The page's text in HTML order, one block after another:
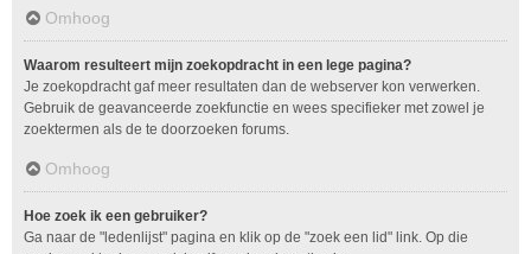
Omhoog
Waarom resulteert mijn zoekopdracht in een lege pagina?
Je zoekopdracht gaf meer resultaten dan de webserver kon verwerken.
Gebruik de geavanceerde zoekfunctie en wees specifieker met zowel je
zoektermen als de te doorzoeken forums.
Omhoog
Hoe zoek ik een gebruiker?
Ga naar de "ledenlijst" pagina en klik op de "zoek een lid" link. Op die